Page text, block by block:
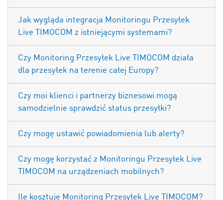
Jak wygląda integracja Monitoringu Przesyłek
Live TIMOCOM z istniejącymi systemami?
Czy Monitoring Przesyłek Live TIMOCOM działa
dla przesyłek na terenie całej Europy?
Czy moi klienci i partnerzy biznesowi mogą
samodzielnie sprawdzić status przesyłki?
Czy mogę ustawić powiadomienia lub alerty?
Czy mogę korzystać z Monitoringu Przesyłek Live
TIMOCOM na urządzeniach mobilnych?
Ile kosztuje Monitoring Przesyłek Live TIMOCOM?